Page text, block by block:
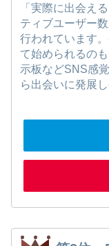
「実際に出会え
ティブユーザー
行われています
て始められるの
示板などSNS感
ら出会いに発展